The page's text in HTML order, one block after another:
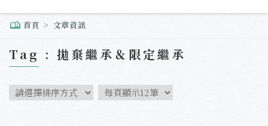
首頁 文章資訊
Tag : 拋棄繼承＆限定繼承